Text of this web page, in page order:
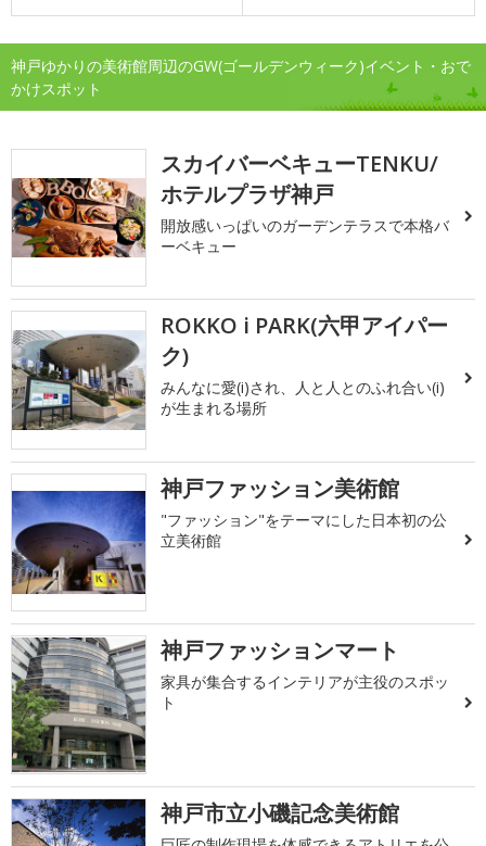
神戸ゆかりの美術館周辺のGW(ゴールデンウィーク)イベント・おで
かけスポット
スカイバーベキューTENKU/
ホテルプラザ神戸
開放感いっぱいのガーデンテラスで本格バ
ーベキュー
ROKKO i PARK(六甲アイパー
ク)
みんなに愛(i)され、人と人とのふれ合い(i)
が生まれる場所
神戸ファッション美術館
"ファッション"をテーマにした日本初の公
立美術館
神戸ファッションマート
家具が集合するインテリアが主役のスポッ
ト
神戸市立小磯記念美術館